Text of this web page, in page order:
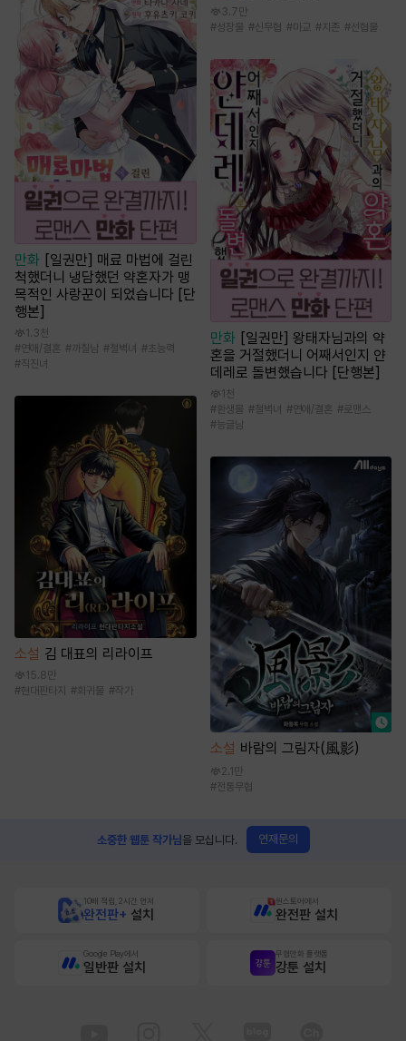
만화 [일권만] 매료 마법에 걸린
척했더니 냉담했던 약혼자가 맹
목적인 사랑꾼이 되었습니다 [단
행본]
1.3천
#연애/결혼 #까칠남 #철벽녀 #초능력
#직진녀
소설 김 대표의 리라이프
15.8만
#현대판타지 #회귀물 #작가
3.7만
#성장물 #신무협 #마교 #지존 #선협물
만화 [일권만] 왕태자님과의 약
혼을 거절했더니 어째서인지 얀
데레로 돌변했습니다 [단행본]
1천
#환생물 #철벽녀 #연애/결혼 #로맨스
#능글남
소설 바람의 그림자(風影)
2.1만
#전통무협
소중한 웹툰 작가님을 모십니다. 연재문의
10배 적립, 2시간 먼저
완전판+ 설치
원스토어에서
완전판 설치
Google Play에서
일반판 설치
무협만화 플랫폼
강툰 설치